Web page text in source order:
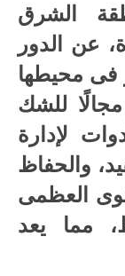
الشرق
عن الدور
فى محيطها
للشك
لإدارة
والحفاظ
العظمى
مما يعد